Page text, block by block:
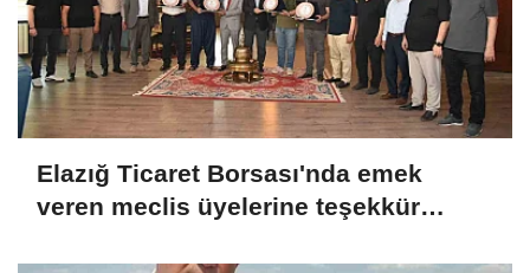
Elazığ Ticaret Borsası'nda emek
veren meclis üyelerine teşekkür